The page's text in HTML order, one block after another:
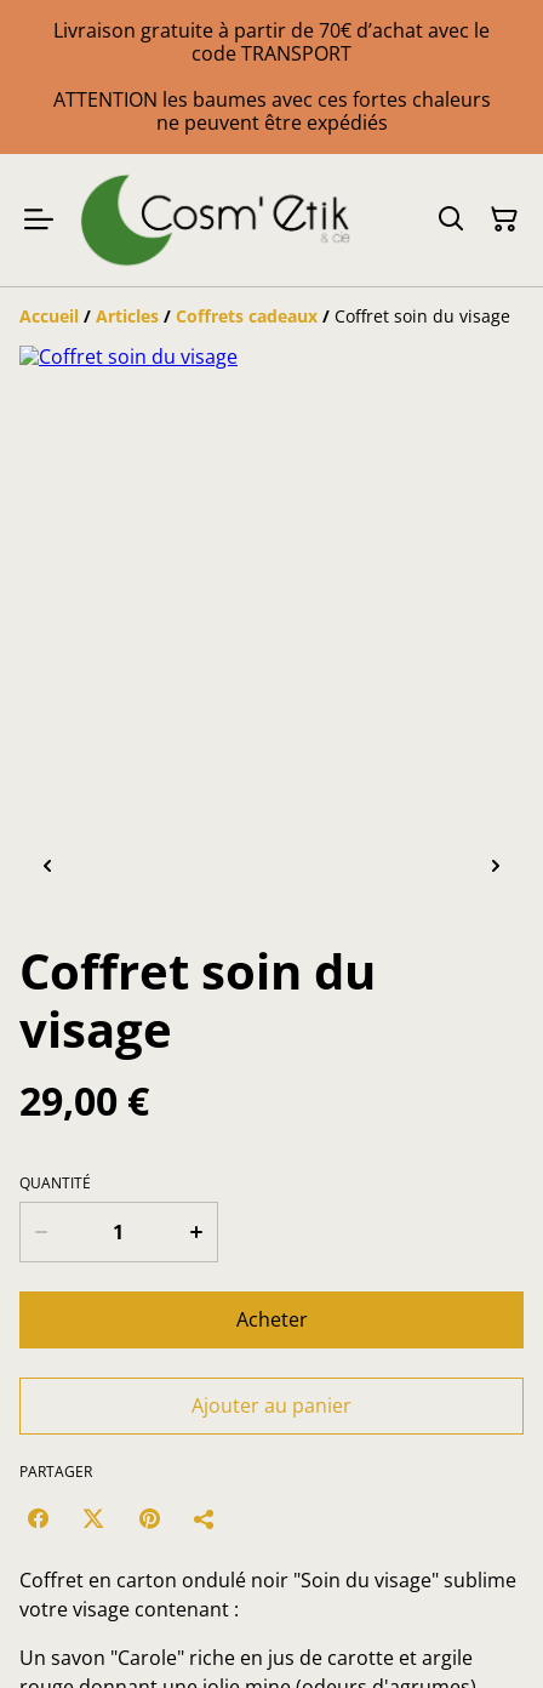
Livraison gratuite à partir de 70€ d’achat avec le
code TRANSPORT
ATTENTION les baumes avec ces fortes chaleurs
ne peuvent être expédiés
Accueil / Articles / Coffrets cadeaux / Coffret soin du visage
Coffret soin du
visage
29,00 €
QUANTITÉ
Acheter
Ajouter au panier
PARTAGER
Coffret en carton ondulé noir "Soin du visage" sublime
votre visage contenant :
Un savon "Carole" riche en jus de carotte et argile